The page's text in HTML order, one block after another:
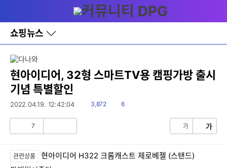
와
홈
쇼핑뉴스
바
로
레
이
어
창
토
현아이디어, 32형 스마트TV용 캠핑가방 출시
기념 특별할인
2022.04.19. 12:42:04
읽
3,872
댓
6
7 가 가
관련상품
현아이디어 H322 크롬캐스트 제로베젤 (스탠드)